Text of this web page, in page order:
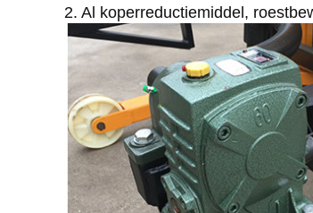
2. Al koperreductiemiddel,